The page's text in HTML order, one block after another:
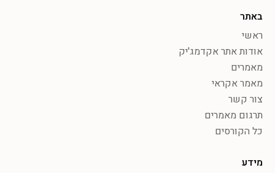
באתר
ראשי
אודות אתר אקדמג'יק
מאמרים
מאמר אקראי
צור קשר
תרגום מאמרים
כל הקורסים
מידע